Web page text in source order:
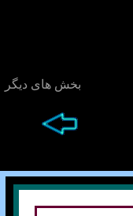
بخش های ديگر